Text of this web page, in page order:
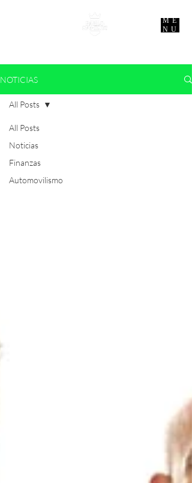
ME
NU
NOTICIAS
All Posts
Noticias
Finanzas
Automovilismo
All Posts